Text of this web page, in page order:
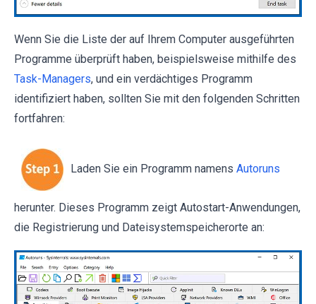
Wenn Sie die Liste der auf Ihrem Computer ausgeführten
Programme überprüft haben, beispielsweise mithilfe des
Task-Managers, und ein verdächtiges Programm
identifiziert haben, sollten Sie mit den folgenden Schritten
fortfahren:
Laden Sie ein Programm namens Autoruns
herunter. Dieses Programm zeigt Autostart-Anwendungen,
die Registrierung und Dateisystemspeicherorte an: